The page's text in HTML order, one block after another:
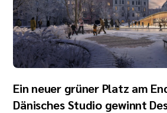
Ein neuer grüner Platz am
Dänisches Studio gewinnt